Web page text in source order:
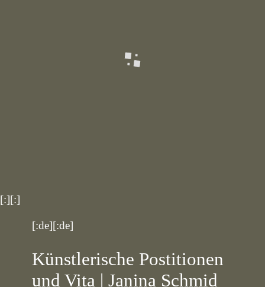
[:][:]
[:de][:de]
Künstlerische Postitionen
und Vita | Janina Schmid